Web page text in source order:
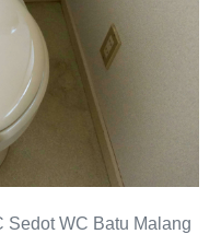
Sedot WC Batu Malang